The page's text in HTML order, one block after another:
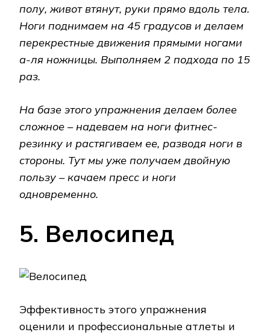
полу, живот втянут, руки прямо вдоль тела.
Ноги поднимаем на 45 градусов и делаем
перекрестные движения прямыми ногами
а-ля ножницы. Выполняем 2 подхода по 15
раз.
На базе этого упражнения делаем более
сложное – надеваем на ноги фитнес-
резинку и растягиваем ее, разводя ноги в
стороны. Тут мы уже получаем двойную
пользу – качаем пресс и ноги
одновременно.
5. Велосипед
Эффективность этого упражнения
оценили и профессиональные атлеты и